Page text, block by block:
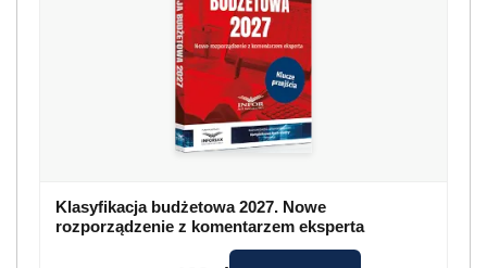
Klasyfikacja budżetowa 2027. Nowe
rozporządzenie z komentarzem eksperta